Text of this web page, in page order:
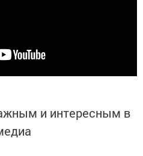
и интересным в